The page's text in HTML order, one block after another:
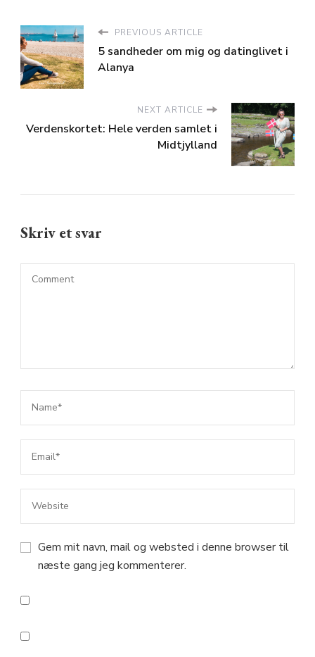
PREVIOUS ARTICLE
5 sandheder om mig og datinglivet i
Alanya
NEXT ARTICLE
Verdenskortet: Hele verden samlet i
Midtjylland
Skriv et svar
Gem mit navn, mail og websted i denne browser til
næste gang jeg kommenterer.